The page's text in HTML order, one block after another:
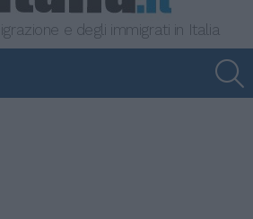
e degli immigrati in Italia